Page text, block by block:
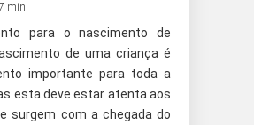
min
para o nascimento de
de uma criança é
importante para toda a
esta deve estar atenta aos
surgem com a chegada do